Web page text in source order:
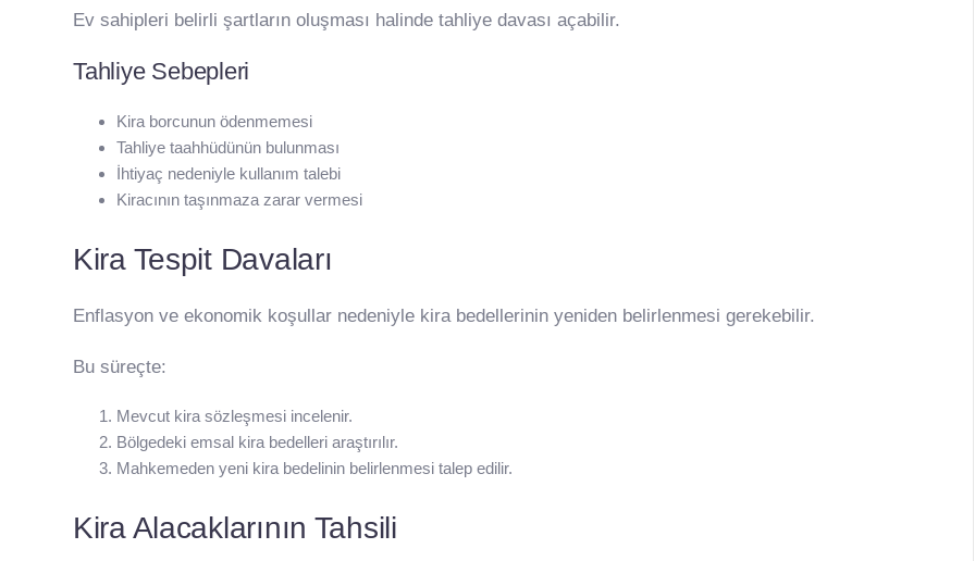
Ev sahipleri belirli şartların oluşması halinde tahliye davası açabilir.
Tahliye Sebepleri
Kira borcunun ödenmemesi
Tahliye taahhüdünün bulunması
İhtiyaç nedeniyle kullanım talebi
Kiracının taşınmaza zarar vermesi
Kira Tespit Davaları
Enflasyon ve ekonomik koşullar nedeniyle kira bedellerinin yeniden belirlenmesi gerekebilir.
Bu süreçte:
Mevcut kira sözleşmesi incelenir.
Bölgedeki emsal kira bedelleri araştırılır.
Mahkemeden yeni kira bedelinin belirlenmesi talep edilir.
Kira Alacaklarının Tahsili